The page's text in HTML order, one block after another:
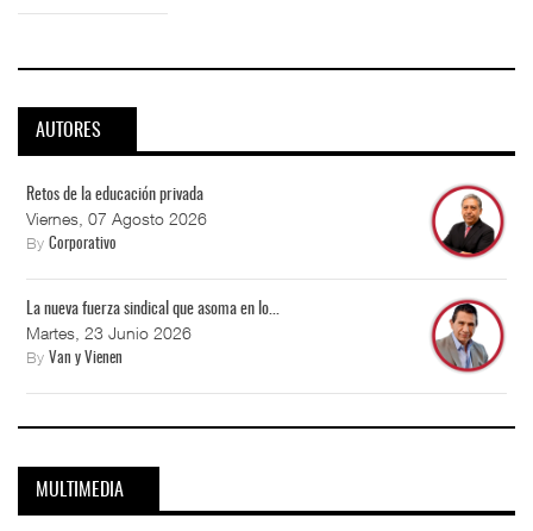
AUTORES
Retos de la educación privada
Viernes, 07 Agosto 2026
By Corporativo
La nueva fuerza sindical que asoma en lo...
Martes, 23 Junio 2026
By Van y Vienen
MULTIMEDIA